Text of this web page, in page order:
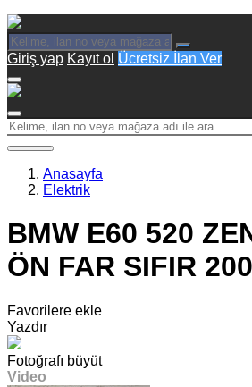
Giriş yap Kayıt ol Ücretsiz İlan Ver
Anasayfa
Elektrik
BMW E60 520
ÖN FAR SIFIR
Favorilere ekle
Yazdır
Fotoğrafı büyüt
Video